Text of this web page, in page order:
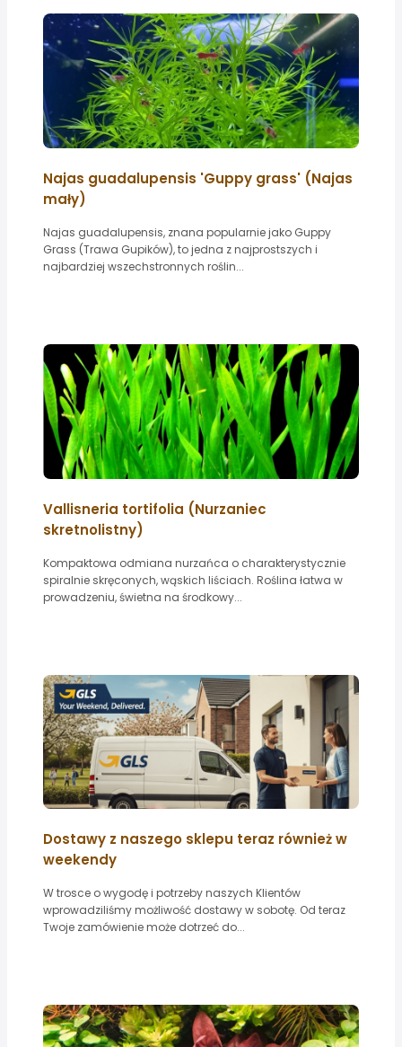
Najas guadalupensis 'Guppy grass' (Najas
mały)
Najas guadalupensis, znana popularnie jako Guppy
Grass (Trawa Gupików), to jedna z najprostszych i
najbardziej wszechstronnych roślin...
Vallisneria tortifolia (Nurzaniec
skretnolistny)
Kompaktowa odmiana nurzańca o charakterystycznie
spiralnie skręconych, wąskich liściach. Roślina łatwa w
prowadzeniu, świetna na środkowy...
Dostawy z naszego sklepu teraz również w
weekendy
W trosce o wygodę i potrzeby naszych Klientów
wprowadziliśmy możliwość dostawy w sobotę. Od teraz
Twoje zamówienie może dotrzeć do...